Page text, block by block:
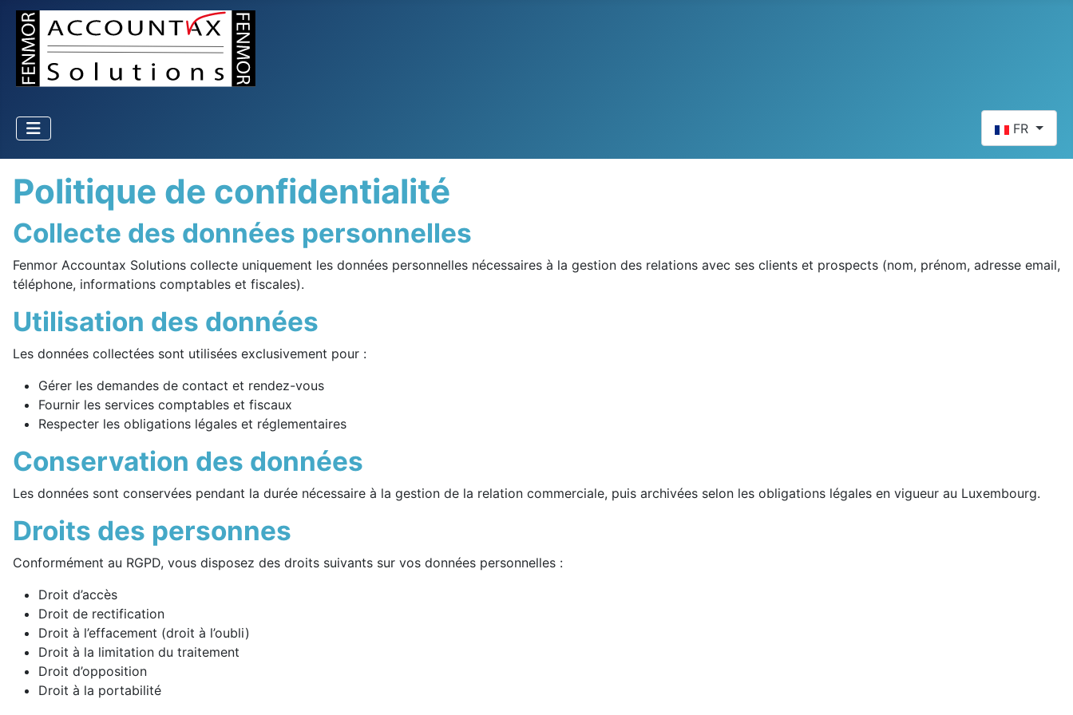
FR
Politique de confidentialité
Collecte des données personnelles
Fenmor Accountax Solutions collecte uniquement les données personnelles nécessaires à la gestion des relations avec ses clients et prospects (nom, prénom, adresse email,
téléphone, informations comptables et fiscales).
Utilisation des données
Les données collectées sont utilisées exclusivement pour :
Gérer les demandes de contact et rendez-vous
Fournir les services comptables et fiscaux
Respecter les obligations légales et réglementaires
Conservation des données
Les données sont conservées pendant la durée nécessaire à la gestion de la relation commerciale, puis archivées selon les obligations légales en vigueur au Luxembourg.
Droits des personnes
Conformément au RGPD, vous disposez des droits suivants sur vos données personnelles :
Droit d’accès
Droit de rectification
Droit à l’effacement (droit à l’oubli)
Droit à la limitation du traitement
Droit d’opposition
Droit à la portabilité